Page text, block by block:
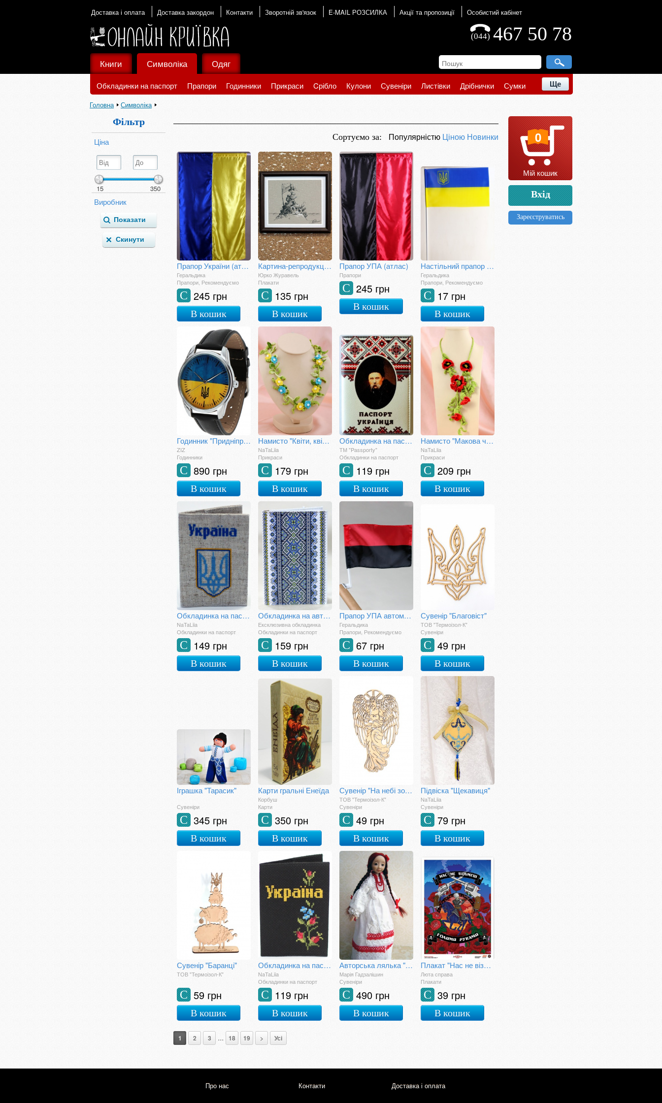
Доставка і оплата Доставка закордон Контакти Зворотній зв'язок E-MAIL РОЗСИЛКА Акції та пропозиції Особистий кабінет
467 50 78
(044)
Книги Символіка
Обкладинки на паспорт Прапори Годинники Прикраси Cрібло Кулони Сувеніри Листівки Дрібнички Сумки Ще
Одяг
Головна Символіка
Фільтр
Ціна
350
15
Виробник
Сортуємо за: Популярністю Ціною Новинки
Прапор України (атлас)
Геральдика
Прапори, Рекомендуємо
245 грн
С
В кошик
Картина-репродукція "Студент на барикаді"
Юрко Журавель
Плакати
135 грн
С
В кошик
Прапор УПА (атлас)
Прапори
245 грн
С
В кошик
Настільний прапор України
Геральдика
Прапори, Рекомендуємо
17 грн
С
В кошик
Годинник "Придніпров'я"
ZIZ
Годинники
890 грн
С
В кошик
Намисто "Квіти, квітоньки"
NaTaLiia
Прикраси
179 грн
С
В кошик
Обкладинка на паспорт "Тарас Шевченко"
ТМ "Passporty"
Обкладинки на паспорт
119 грн
С
В кошик
Намисто "Макова чарівність"
NaTaLiia
Прикраси
209 грн
С
В кошик
Обкладинка на паспорт "Можари"
NaTaLiia
Обкладинки на паспорт
149 грн
С
В кошик
Обкладинка на автодокументи "Доріжка синя"
Ексклюзивна обкладинка
Обкладинки на паспорт
159 грн
С
В кошик
Прапор УПА автомобільний
Геральдика
Прапори, Рекомендуємо
67 грн
С
В кошик
Сувенір "Благовіст"
ТОВ "Термоізол-К"
Сувеніри
49 грн
С
В кошик
Іграшка "Тарасик"
Сувеніри
345 грн
С
В кошик
Карти гральні Енеїда
Корбуш
Карти
350 грн
С
В кошик
Сувенір "На небі зоря"
ТОВ "Термоізол-К"
Сувеніри
49 грн
С
В кошик
Підвіска "Щекавиця"
NaTaLiia
Сувеніри
79 грн
С
В кошик
Сувенір "Баранці"
ТОВ "Термоізол-К"
59 грн
С
В кошик
Обкладинка на паспорт "Рідная Вкраїна"
NaTaLiia
Обкладинки на паспорт
119 грн
С
В кошик
Авторська лялька "Наталка"
Марія Гадзалішин
Сувеніри
490 грн
С
В кошик
Плакат "Нас не візьмеш голими руками"
Люта справа
Плакати
39 грн
С
В кошик
1 2 3 ... 18 19 > Усі
0
Мій кошик
Вхід
Зареєструватись
Про нас Контакти Доставка і оплата